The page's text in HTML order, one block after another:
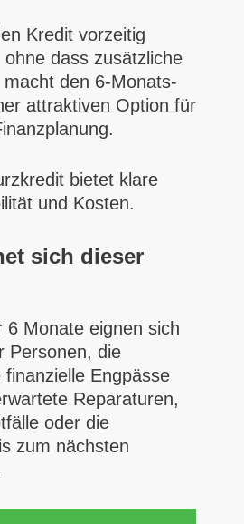
Kredit vorzeitig
dass zusätzliche
den 6-Monats-
attraktiven Option für
bietet klare
und Kosten.
sich dieser
6 Monate eignen sich
Personen, die
Engpässe
Reparaturen,
oder die
zum nächsten